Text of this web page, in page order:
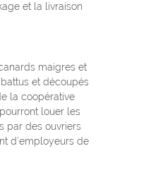
et la livraison
maigres et
et découpés
la coopérative
louer les
par des ouvriers
d’employeurs de